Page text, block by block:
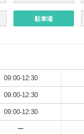
駐車場
09:00-12:30
09:00-12:30
09:00-12:30
ー